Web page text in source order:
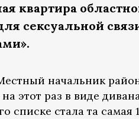
квартира
сексуальной
начальник
этот раз в виде
списке стала та самая